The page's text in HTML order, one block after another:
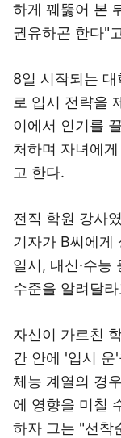
하게 꿰뚫어 본
권유하곤 한다"
8일 시작되는
로 입시 전략을
이에서 인기를
처하며 자녀에
고 한다.
전직 학원 강사
기자가 B씨에게
일시, 내신·수능
수준을 알려달
자신이 가르친
간 안에 '입시 운
체능 계열의 경
에 영향을 미칠
하자 그는 "선착